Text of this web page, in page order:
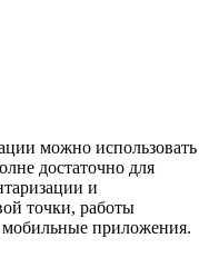
можно использовать
достаточно для
и
точки, работы
мобильные приложения.